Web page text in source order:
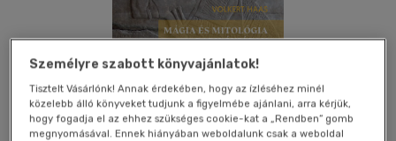
Személyre szabott könyvajánlatok!
Tisztelt Vásárlónk! Annak érdekében, hogy az ízléséhez minél
közelebb álló könyveket tudjunk a figyelmébe ajánlani, arra kérjük,
hogy fogadja el az ehhez szükséges cookie-kat a „Rendben” gomb
megnyomásával. Ennek hiányában weboldalunk csak a weboldal